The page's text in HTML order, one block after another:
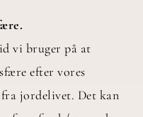
vi bruger på at
efter vores
jordelivet. Det kan